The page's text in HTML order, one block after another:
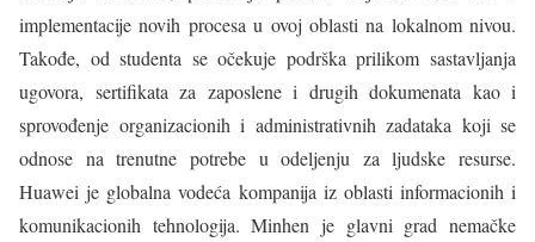
implementacije novih procesa u ovoj oblasti na lokalnom nivou.
Takođe, od studenta se očekuje podrška prilikom sastavljanja
ugovora, sertifikata za zaposlene i drugih dokumenata kao i
sprovođenje organizacionih i administrativnih zadataka koji se
odnose na trenutne potrebe u odeljenju za ljudske resurse.
Huawei je globalna vodeća kompanija iz oblasti informacionih i
komunikacionih tehnologija. Minhen je glavni grad nemačke